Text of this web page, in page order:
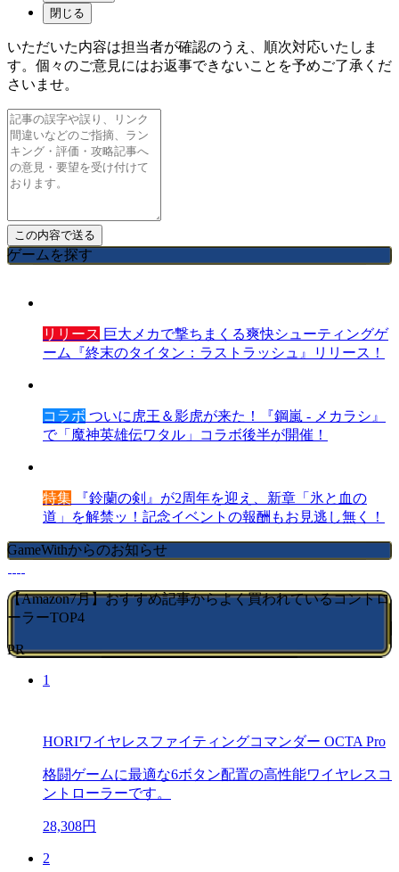
閉じる
いただいた内容は担当者が確認のうえ、順次対応いたしま
す。個々のご意見にはお返事できないことを予めご了承くだ
さいませ。
ゲームを探す
リリース 巨大メカで撃ちまくる爽快シューティングゲ
ーム『終末のタイタン：ラストラッシュ』リリース！
コラボ ついに虎王＆影虎が来た！『鋼嵐 - メカラシ』
で「魔神英雄伝ワタル」コラボ後半が開催！
特集 『鈴蘭の剣』が2周年を迎え、新章「氷と血の
道」を解禁ッ！記念イベントの報酬もお見逃し無く！
GameWithからのお知らせ
【Amazon7月】おすすめ記事からよく買われているコントロ
ーラーTOP4
PR
1
HORIワイヤレスファイティングコマンダー OCTA Pro
格闘ゲームに最適な6ボタン配置の高性能ワイヤレスコ
ントローラーです。
28,308円
2